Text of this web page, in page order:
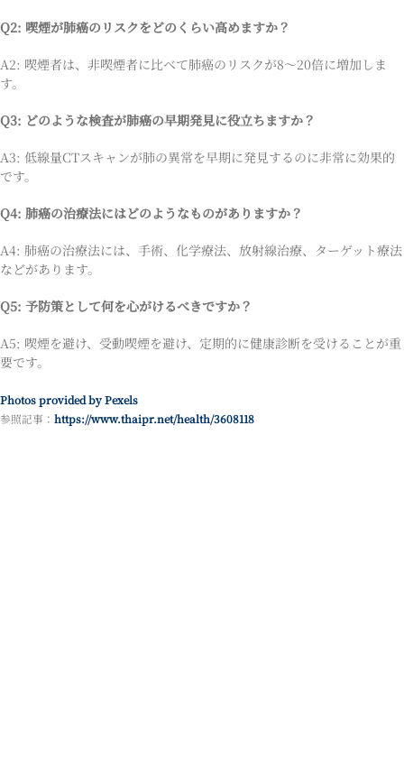
Q2: 喫煙が肺癌のリスクをどのくらい高めますか？
A2: 喫煙者は、非喫煙者に比べて肺癌のリスクが8〜20倍に増加しま
す。
Q3: どのような検査が肺癌の早期発見に役立ちますか？
A3: 低線量CTスキャンが肺の異常を早期に発見するのに非常に効果的
です。
Q4: 肺癌の治療法にはどのようなものがありますか？
A4: 肺癌の治療法には、手術、化学療法、放射線治療、ターゲット療法
などがあります。
Q5: 予防策として何を心がけるべきですか？
A5: 喫煙を避け、受動喫煙を避け、定期的に健康診断を受けることが重
要です。
Photos provided by Pexels
参照記事： https://www.thaipr.net/health/3608118